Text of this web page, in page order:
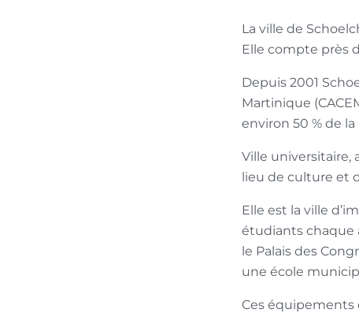
La ville de
Elle compte près
Depuis 2001
Martinique
environ 50 % de
Ville universitaire,
lieu de culture et
Elle est la ville
étudiants chaque
le Palais des
une école
Ces équipements